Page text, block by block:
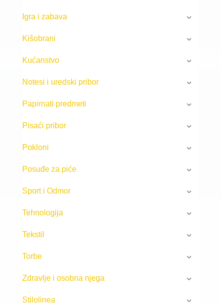
Igra i zabava
Kišobrani
Kućanstvo
Notesi i uredski pribor
Papirnati predmeti
Pisaći pribor
Pokloni
Posuđe za piće
Sport i Odmor
Tehnologija
Tekstil
Torbe
Zdravlje i osobna njega
Stilolinea